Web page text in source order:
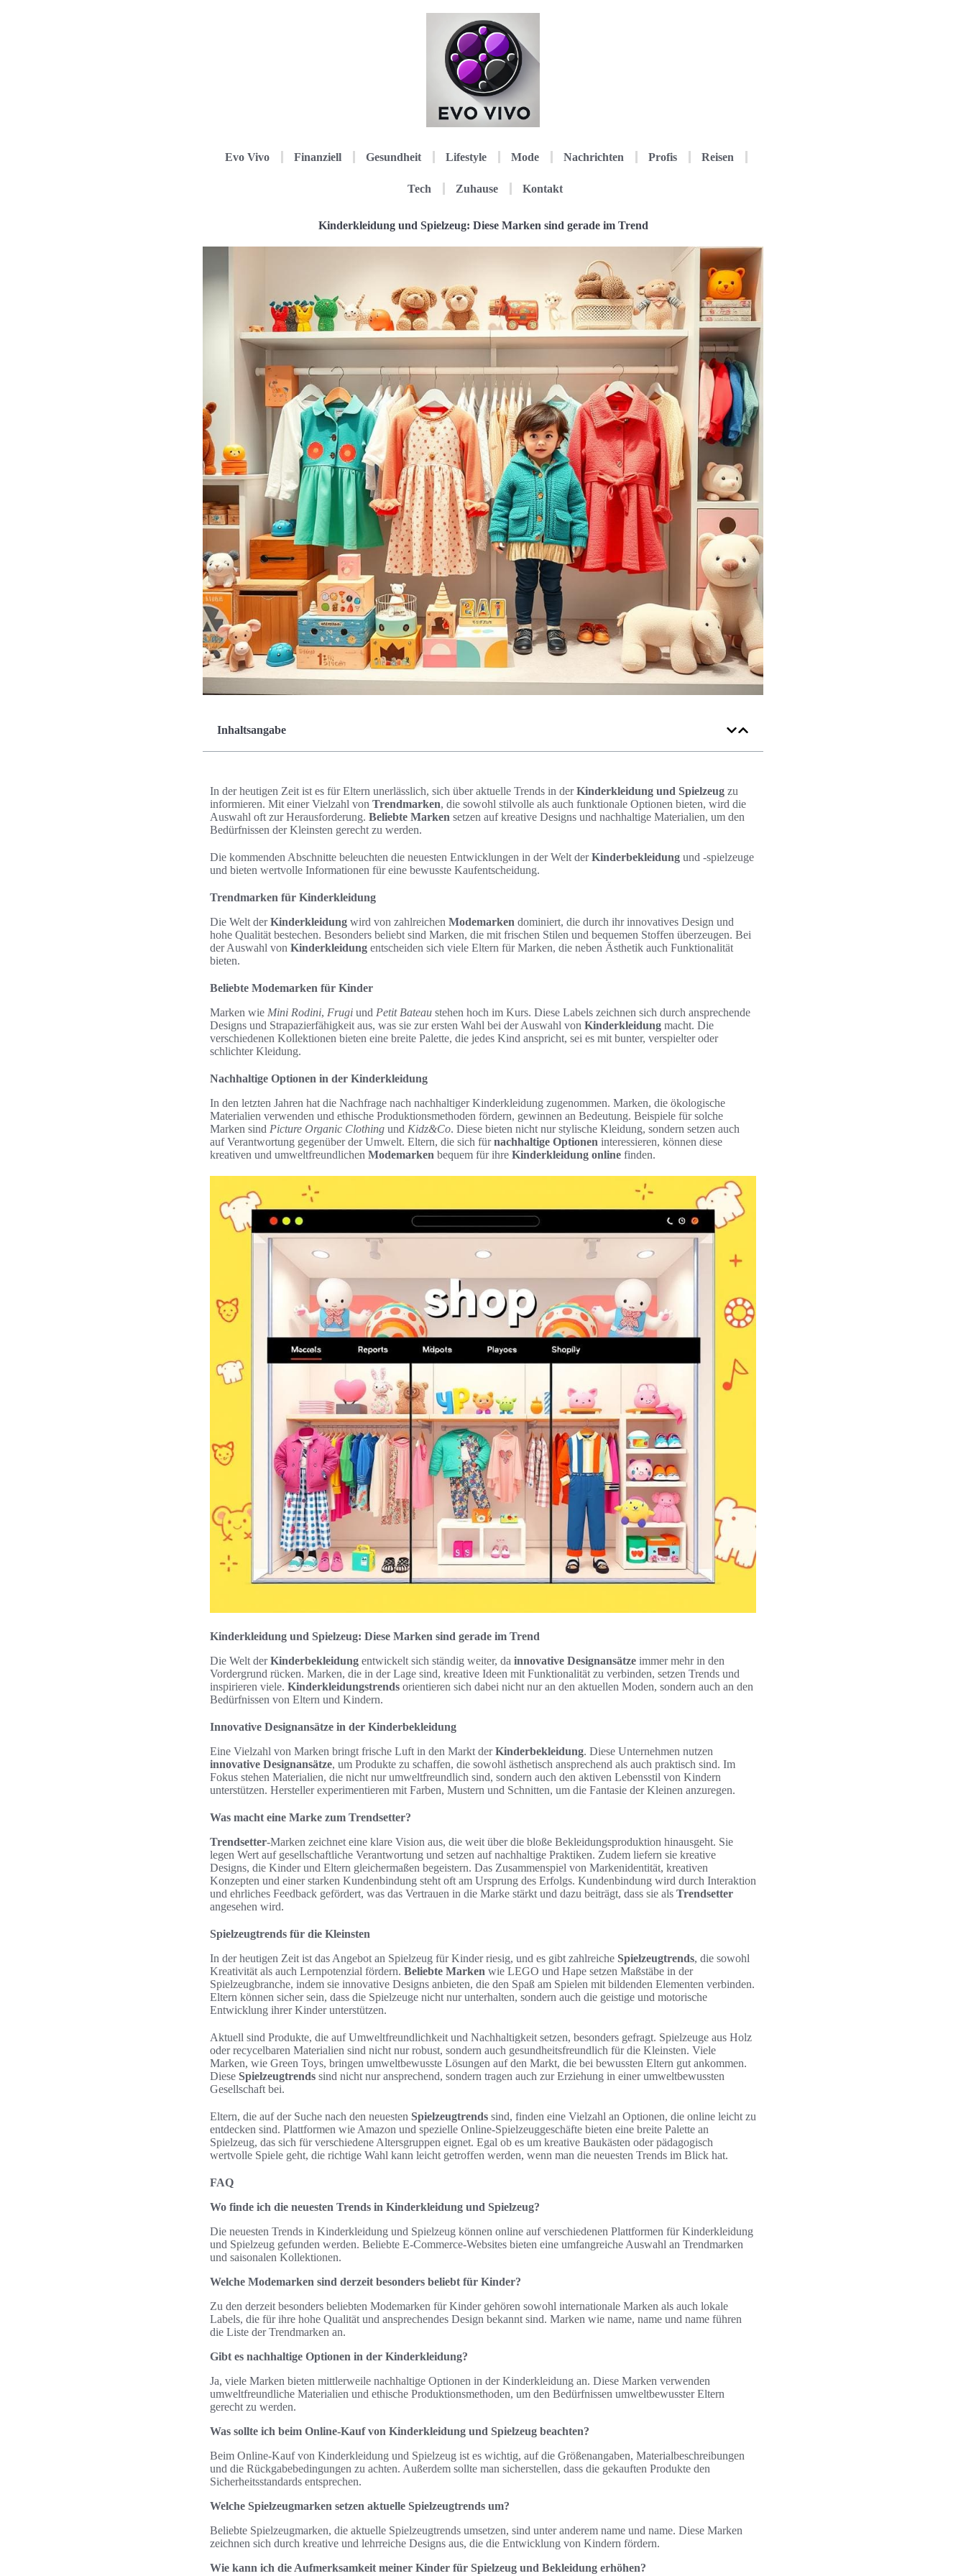
Evo Vivo Finanziell Gesundheit Lifestyle Mode Nachrichten Profis Reisen
Tech Zuhause Kontakt
Kinderkleidung und Spielzeug: Diese Marken sind gerade im Trend
Inhaltsangabe
In der heutigen Zeit ist es für Eltern unerlässlich, sich über aktuelle Trends in derKinderkleidung und Spielzeug zu
informieren. Mit einer Vielzahl von Trendmarken, die sowohl stilvolle als auch funktionale Optionen bieten, wird die
Auswahl oft zur Herausforderung. Beliebte Marken setzen auf kreative Designs und nachhaltige Materialien, um den
Bedürfnissen der Kleinsten gerecht zu werden.
Die kommenden Abschnitte beleuchten die neuesten Entwicklungen in der Welt derKinderbekleidung und -spielzeuge
und bieten wertvolle Informationen für eine bewusste Kaufentscheidung.
Trendmarken für Kinderkleidung
Die Welt derKinderkleidung wird von zahlreichen Modemarken dominiert, die durch ihr innovatives Design und
hohe Qualität bestechen. Besonders beliebt sind Marken, die mit frischen Stilen und bequemen Stoffen überzeugen. Bei
der Auswahl von Kinderkleidung entscheiden sich viele Eltern für Marken, die neben Ästhetik auch Funktionalität
bieten.
Beliebte Modemarken für Kinder
Marken wie Mini Rodini, Frugi und Petit Bateau stehen hoch im Kurs. Diese Labels zeichnen sich durch ansprechende
Designs und Strapazierfähigkeit aus, was sie zur ersten Wahl bei der Auswahl von Kinderkleidung macht. Die
verschiedenen Kollektionen bieten eine breite Palette, die jedes Kind anspricht, sei es mit bunter, verspielter oder
schlichter Kleidung.
Nachhaltige Optionen in der Kinderkleidung
In den letzten Jahren hat die Nachfrage nach nachhaltiger Kinderkleidung zugenommen. Marken, die ökologische
Materialien verwenden und ethische Produktionsmethoden fördern, gewinnen an Bedeutung. Beispiele für solche
Marken sind Picture Organic Clothing und Kidz&Co. Diese bieten nicht nur stylische Kleidung, sondern setzen auch
auf Verantwortung gegenüber der Umwelt. Eltern, die sich fürnachhaltige Optionen interessieren, können diese
kreativen und umweltfreundlichen Modemarken bequem für ihre Kinderkleidung online finden.
Kinderkleidung und Spielzeug: Diese Marken sind gerade im Trend
Die Welt derKinderbekleidung entwickelt sich ständig weiter, da innovative Designansätze immer mehr in den
Vordergrund rücken. Marken, die in der Lage sind, kreative Ideen mit Funktionalität zu verbinden, setzen Trends und
inspirieren viele. Kinderkleidungstrends orientieren sich dabei nicht nur an den aktuellen Moden, sondern auch an den
Bedürfnissen von Eltern und Kindern.
Innovative Designansätze in der Kinderbekleidung
Eine Vielzahl von Marken bringt frische Luft in den Markt derKinderbekleidung. Diese Unternehmen nutzen
innovative Designansätze, um Produkte zu schaffen, die sowohl ästhetisch ansprechend als auch praktisch sind. Im
Fokus stehen Materialien, die nicht nur umweltfreundlich sind, sondern auch den aktiven Lebensstil von Kindern
unterstützen. Hersteller experimentieren mit Farben, Mustern und Schnitten, um die Fantasie der Kleinen anzuregen.
Was macht eine Marke zum Trendsetter?
Trendsetter-Marken zeichnet eine klare Vision aus, die weit über die bloße Bekleidungsproduktion hinausgeht. Sie
legen Wert auf gesellschaftliche Verantwortung und setzen auf nachhaltige Praktiken. Zudem liefern sie kreative
Designs, die Kinder und Eltern gleichermaßen begeistern. Das Zusammenspiel von Markenidentität, kreativen
Konzepten und einer starken Kundenbindung steht oft am Ursprung des Erfolgs. Kundenbindung wird durch Interaktion
und ehrliches Feedback gefördert, was das Vertrauen in die Marke stärkt und dazu beiträgt, dass sie als Trendsetter
angesehen wird.
Spielzeugtrends für die Kleinsten
In der heutigen Zeit ist das Angebot an Spielzeug für Kinder riesig, und es gibt zahlreiche Spielzeugtrends, die sowohl
Kreativität als auch Lernpotenzial fördern. Beliebte Marken wie LEGO und Hape setzen Maßstäbe in der
Spielzeugbranche, indem sie innovative Designs anbieten, die den Spaß am Spielen mit bildenden Elementen verbinden.
Eltern können sicher sein, dass die Spielzeuge nicht nur unterhalten, sondern auch die geistige und motorische
Entwicklung ihrer Kinder unterstützen.
Aktuell sind Produkte, die auf Umweltfreundlichkeit und Nachhaltigkeit setzen, besonders gefragt. Spielzeuge aus Holz
oder recycelbaren Materialien sind nicht nur robust, sondern auch gesundheitsfreundlich für die Kleinsten. Viele
Marken, wie Green Toys, bringen umweltbewusste Lösungen auf den Markt, die bei bewussten Eltern gut ankommen.
Diese Spielzeugtrends sind nicht nur ansprechend, sondern tragen auch zur Erziehung in einer umweltbewussten
Gesellschaft bei.
Eltern, die auf der Suche nach den neuesten Spielzeugtrends sind, finden eine Vielzahl an Optionen, die online leicht zu
entdecken sind. Plattformen wie Amazon und spezielle Online-Spielzeuggeschäfte bieten eine breite Palette an
Spielzeug, das sich für verschiedene Altersgruppen eignet. Egal ob es um kreative Baukästen oder pädagogisch
wertvolle Spiele geht, die richtige Wahl kann leicht getroffen werden, wenn man die neuesten Trends im Blick hat.
FAQ
Wo finde ich die neuesten Trends in Kinderkleidung und Spielzeug?
Die neuesten Trends in Kinderkleidung und Spielzeug können online auf verschiedenen Plattformen für Kinderkleidung
und Spielzeug gefunden werden. Beliebte E-Commerce-Websites bieten eine umfangreiche Auswahl an Trendmarken
und saisonalen Kollektionen.
Welche Modemarken sind derzeit besonders beliebt für Kinder?
Zu den derzeit besonders beliebten Modemarken für Kinder gehören sowohl internationale Marken als auch lokale
Labels, die für ihre hohe Qualität und ansprechendes Design bekannt sind. Marken wie name, name und name führen
die Liste der Trendmarken an.
Gibt es nachhaltige Optionen in der Kinderkleidung?
Ja, viele Marken bieten mittlerweile nachhaltige Optionen in der Kinderkleidung an. Diese Marken verwenden
umweltfreundliche Materialien und ethische Produktionsmethoden, um den Bedürfnissen umweltbewusster Eltern
gerecht zu werden.
Was sollte ich beim Online-Kauf von Kinderkleidung und Spielzeug beachten?
Beim Online-Kauf von Kinderkleidung und Spielzeug ist es wichtig, auf die Größenangaben, Materialbeschreibungen
und die Rückgabebedingungen zu achten. Außerdem sollte man sicherstellen, dass die gekauften Produkte den
Sicherheitsstandards entsprechen.
Welche Spielzeugmarken setzen aktuelle Spielzeugtrends um?
Beliebte Spielzeugmarken, die aktuelle Spielzeugtrends umsetzen, sind unter anderem name und name. Diese Marken
zeichnen sich durch kreative und lehrreiche Designs aus, die die Entwicklung von Kindern fördern.
Wie kann ich die Aufmerksamkeit meiner Kinder für Spielzeug und Bekleidung erhöhen?